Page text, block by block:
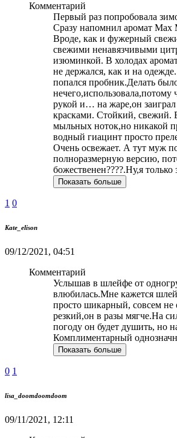
Комментарий
Первый раз попробовала
Сразу напомнил аромат Max
Вроде, как и фужерный
свежими ненавязчивыми
изюминкой. В холодах
не держался, как и на
попался пробник.Делать
нечего,использовала,потому
рукой и… на жаре,он
красками. Стойкий, свежий.
мыльных ноток,но никакой
водный гиацинт просто
Очень освежает. А тут муж
полноразмерную версию,
божественен????.Ну,я только
Показать больше
1 0
Kate_elison
09/12/2021, 04:51
Комментарий
Услышав в шлейфе от
влюбилась.Мне кажется
просто шикарный, совсем не
резкий,он в разы мягче.На
погоду он будет душить, но
Комплиментарный
Показать больше
0 1
lisa_doomdoomdoom
09/11/2021, 12:11